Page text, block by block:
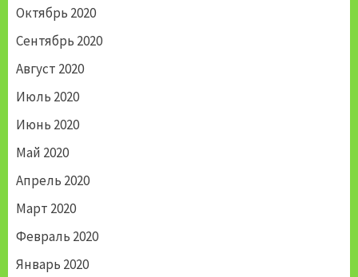
Октябрь 2020
Сентябрь 2020
Август 2020
Июль 2020
Июнь 2020
Май 2020
Апрель 2020
Март 2020
Февраль 2020
Январь 2020